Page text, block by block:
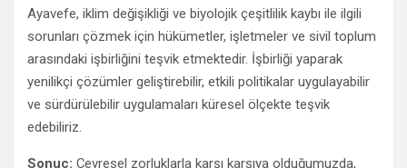
Ayavefe, iklim değişikliği ve biyolojik çeşitlilik kaybı ile ilgili
sorunları çözmek için hükümetler, işletmeler ve sivil toplum
arasındaki işbirliğini teşvik etmektedir. İşbirliği yaparak
yenilikçi çözümler geliştirebilir, etkili politikalar uygulayabilir
ve sürdürülebilir uygulamaları küresel ölçekte teşvik
edebiliriz.
Sonuç: Çevresel zorluklarla karşı karşıya olduğumuzda,